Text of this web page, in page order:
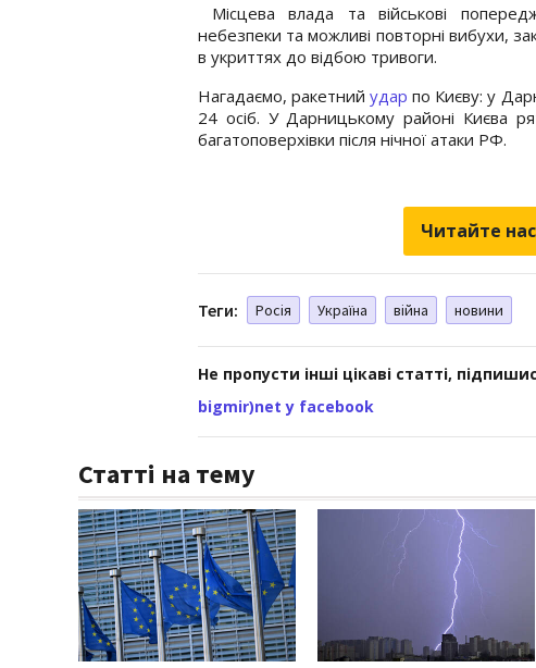
Місцева влада та військові
небезпеки та можливі повторні вибухи,
в укриттях до відбою тривоги.
Нагадаємо, ракетнийудар по Києву: у
24 осіб. У Дарницькому районі Києва
багатоповерхівки після нічної атаки РФ.
Читайте
Теги: Росія Україна війна новини
Не пропусти інші цікаві статті,
bigmir)net у facebook
Статті на тему